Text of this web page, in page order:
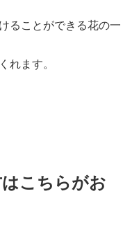
ることができる花の一
れます。
こちらがお